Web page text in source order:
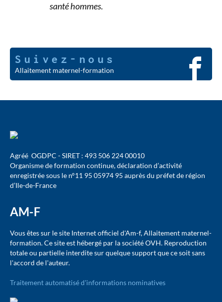
santé hommes.
Suivez-nous
Allaitement maternel-formation
Agréé OGDPC - SIRET : 493 506 224 00010
Organisme de formation continue, déclaration d’activité
enregistrée sous le n°11 95 05974 95 auprès du préfet de région
d’Ile-de-France
AM-F
Vous êtes sur le site Internet officiel d'Am-f, Allaitement maternel-
formation. Ce site est hébergé par la société OVH. Reproduction
totale ou partielle interdite sur quelque support que ce soit sans
l'accord de l'auteur.
Traitement automatisé d'informations nominatives